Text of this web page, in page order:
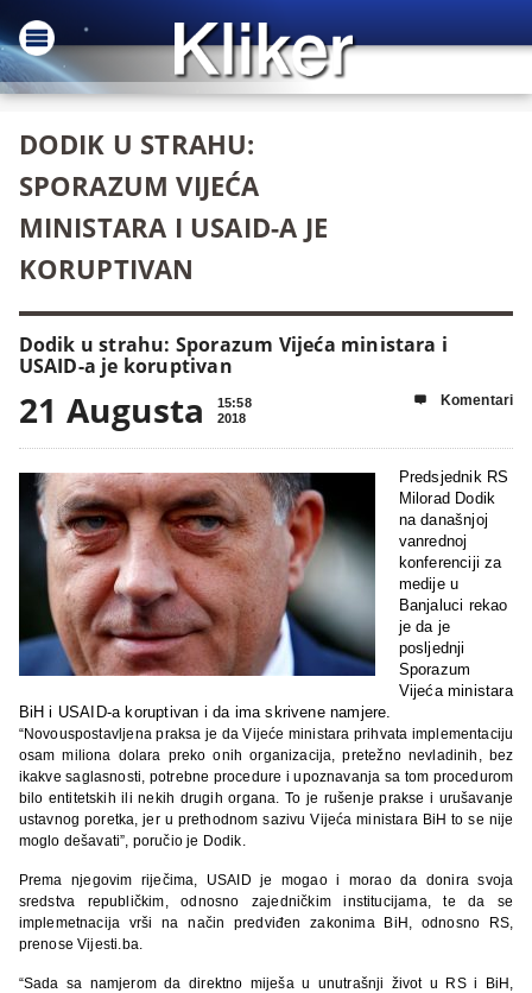
DODIK U STRAHU:
SPORAZUM VIJEĆA
MINISTARA I USAID-A JE
KORUPTIVAN
Dodik u strahu: Sporazum Vijeća ministara i
USAID-a je koruptivan
21 Augusta
15:58
2018
 Komentari
Predsjednik RS
Milorad Dodik
na današnjoj
vanrednoj
konferenciji za
medije u
Banjaluci rekao
je da je
posljednji
Sporazum
Vijeća ministara
BiH i USAID-a koruptivan i da ima skrivene namjere.
“Novouspostavljena praksa je da Vijeće ministara prihvata implementaciju
osam miliona dolara preko onih organizacija, pretežno nevladinih, bez
ikakve saglasnosti, potrebne procedure i upoznavanja sa tom procedurom
bilo entitetskih ili nekih drugih organa. To je rušenje prakse i urušavanje
ustavnog poretka, jer u prethodnom sazivu Vijeća ministara BiH to se nije
moglo dešavati”, poručio je Dodik.
Prema njegovim riječima, USAID je mogao i morao da donira svoja
sredstva republičkim, odnosno zajedničkim institucijama, te da se
implemetnacija vrši na način predviđen zakonima BiH, odnosno RS,
prenose Vijesti.ba.
“Sada sa namjerom da direktno miješa u unutrašnji život u RS i BiH,